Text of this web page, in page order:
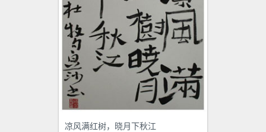
凉风满红树，晓月下秋江